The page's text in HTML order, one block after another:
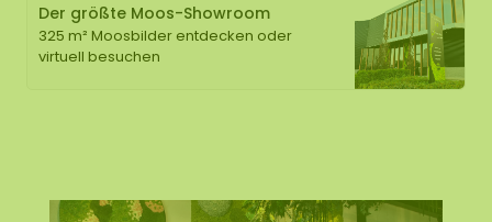
Der größte Moos-Showroom
325 m² Moosbilder entdecken oder
virtuell besuchen